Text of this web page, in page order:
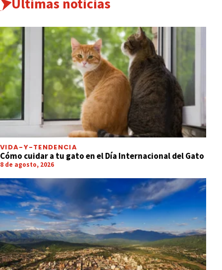
Últimas noticias
VIDA-Y-TENDENCIA
Cómo cuidar a tu gato en el Día Internacional del Gato
8 de agosto, 2026